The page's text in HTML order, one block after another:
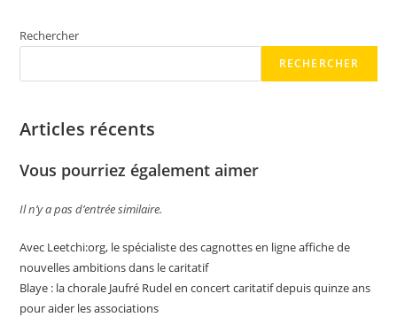
Rechercher
RECHERCHER
Articles récents
Vous pourriez également aimer
Il n’y a pas d’entrée similaire.
Avec Leetchi:org, le spécialiste des cagnottes en ligne affiche de
nouvelles ambitions dans le caritatif
Blaye : la chorale Jaufré Rudel en concert caritatif depuis quinze ans
pour aider les associations